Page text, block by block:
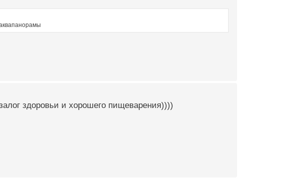
здоровьи и хорошего пищеварения))))